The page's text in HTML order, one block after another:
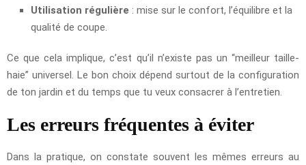
Utilisation régulière : mise sur le confort, l’équilibre et la
qualité de coupe.
Ce que cela implique, c’est qu’il n’existe pas un “meilleur taille-
haie” universel. Le bon choix dépend surtout de la configuration
de ton jardin et du temps que tu veux consacrer à l’entretien.
Les erreurs fréquentes à éviter
Dans la pratique, on constate souvent les mêmes erreurs au